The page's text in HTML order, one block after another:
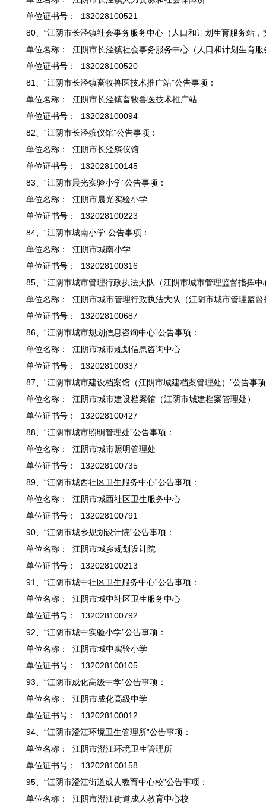
单位证书号： 132028100521
80、“江阴市长泾镇社会事务服务中心（人口和计划生育服务站
单位名称： 江阴市长泾镇社会事务服务中心（人口和计划生育
单位证书号： 132028100520
81、“江阴市长泾镇畜牧兽医技术推广站”公告事项：
单位名称： 江阴市长泾镇畜牧兽医技术推广站
单位证书号： 132028100094
82、“江阴市长泾殡仪馆”公告事项：
单位名称： 江阴市长泾殡仪馆
单位证书号： 132028100145
83、“江阴市晨光实验小学”公告事项：
单位名称： 江阴市晨光实验小学
单位证书号： 132028100223
84、“江阴市城南小学”公告事项：
单位名称： 江阴市城南小学
单位证书号： 132028100316
85、“江阴市城市管理行政执法大队（江阴市城市管理监督指挥中
单位名称： 江阴市城市管理行政执法大队（江阴市城市管理监督
单位证书号： 132028100687
86、“江阴市城市规划信息咨询中心”公告事项：
单位名称： 江阴市城市规划信息咨询中心
单位证书号： 132028100337
87、“江阴市城市建设档案馆（江阴市城建档案管理处）”公告事
单位名称： 江阴市城市建设档案馆（江阴市城建档案管理处）
单位证书号： 132028100427
88、“江阴市城市照明管理处”公告事项：
单位名称： 江阴市城市照明管理处
单位证书号： 132028100735
89、“江阴市城西社区卫生服务中心”公告事项：
单位名称： 江阴市城西社区卫生服务中心
单位证书号： 132028100791
90、“江阴市城乡规划设计院”公告事项：
单位名称： 江阴市城乡规划设计院
单位证书号： 132028100213
91、“江阴市城中社区卫生服务中心”公告事项：
单位名称： 江阴市城中社区卫生服务中心
单位证书号： 132028100792
92、“江阴市城中实验小学”公告事项：
单位名称： 江阴市城中实验小学
单位证书号： 132028100105
93、“江阴市成化高级中学”公告事项：
单位名称： 江阴市成化高级中学
单位证书号： 132028100012
94、“江阴市澄江环境卫生管理所”公告事项：
单位名称： 江阴市澄江环境卫生管理所
单位证书号： 132028100158
95、“江阴市澄江街道成人教育中心校”公告事项：
单位名称： 江阴市澄江街道成人教育中心校